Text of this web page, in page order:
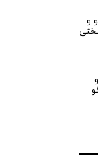
و
سختی